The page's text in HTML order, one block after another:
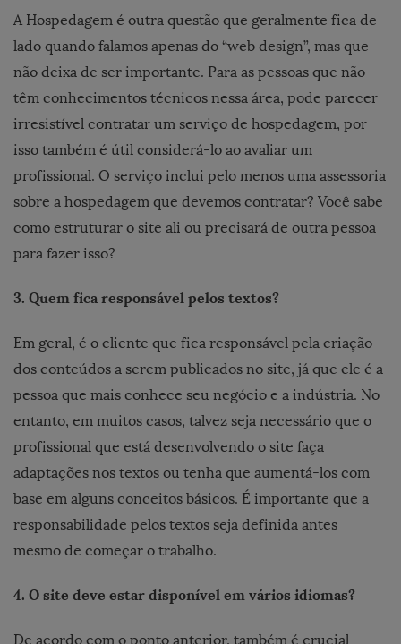
A Hospedagem é outra questão que geralmente fica de
lado quando falamos apenas do “web design”, mas que
não deixa de ser importante. Para as pessoas que não
têm conhecimentos técnicos nessa área, pode parecer
irresistível contratar um serviço de hospedagem, por
isso também é útil considerá-lo ao avaliar um
profissional. O serviço inclui pelo menos uma assessoria
sobre a hospedagem que devemos contratar? Você sabe
como estruturar o site ali ou precisará de outra pessoa
para fazer isso?
3. Quem fica responsável pelos textos?
Em geral, é o cliente que fica responsável pela criação
dos conteúdos a serem publicados no site, já que ele é a
pessoa que mais conhece seu negócio e a indústria. No
entanto, em muitos casos, talvez seja necessário que o
profissional que está desenvolvendo o site faça
adaptações nos textos ou tenha que aumentá-los com
base em alguns conceitos básicos. É importante que a
responsabilidade pelos textos seja definida antes
mesmo de começar o trabalho.
4. O site deve estar disponível em vários idiomas?
De acordo com o ponto anterior, também é crucial